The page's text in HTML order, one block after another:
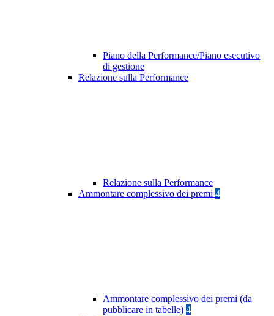
Piano della Performance/Piano esecutivo
di gestione
Relazione sulla Performance
Relazione sulla Performance
Ammontare complessivo dei premi 4
Ammontare complessivo dei premi (da
pubblicare in tabelle) 4